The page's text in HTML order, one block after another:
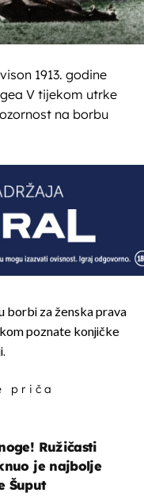
1913. godine
V tijekom utrke
na borbu
borbi za ženska prava
poznate konjičke
priča
Ružičasti
je najbolje
Šuput